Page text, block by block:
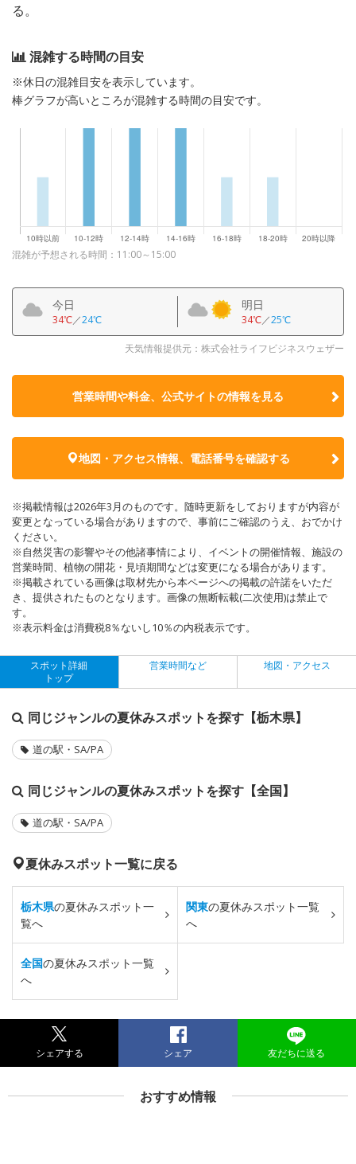
る。
混雑する時間の目安
※休日の混雑目安を表示しています。
棒グラフが高いところが混雑する時間の目安です。
混雑が予想される時間：11:00～15:00
今日
34℃／24℃
明日
34℃／25℃
天気情報提供元：株式会社ライフビジネスウェザー
営業時間や料金、公式サイトの情報を見る
地図・アクセス情報、電話番号を確認する
※掲載情報は2026年3月のものです。随時更新をしておりますが内容が
変更となっている場合がありますので、事前にご確認のうえ、おでかけ
ください。
※自然災害の影響やその他諸事情により、イベントの開催情報、施設の
営業時間、植物の開花・見頃期間などは変更になる場合があります。
※掲載されている画像は取材先から本ページへの掲載の許諾をいただ
き、提供されたものとなります。画像の無断転載(二次使用)は禁止で
す。
※表示料金は消費税8％ないし10％の内税表示です。
スポット詳細
トップ
営業時間など 地図・アクセス
同じジャンルの夏休みスポットを探す【栃木県】
道の駅・SA/PA
同じジャンルの夏休みスポットを探す【全国】
道の駅・SA/PA
夏休みスポット一覧に戻る
栃木県の夏休みスポット一
覧へ
関東の夏休みスポット一覧
へ
全国の夏休みスポット一覧
へ
シェアする シェア 友だちに送る
おすすめ情報